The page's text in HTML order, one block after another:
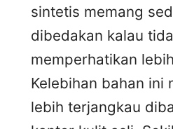
sintetis memang
dibedakan kalau
memperhatikan
Kelebihan bahan ini
lebih terjangkau